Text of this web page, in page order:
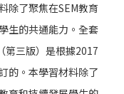
除了聚焦在SEM教育
生的共通能力。全套
第三版）是根據2017
的。本學習材料除了